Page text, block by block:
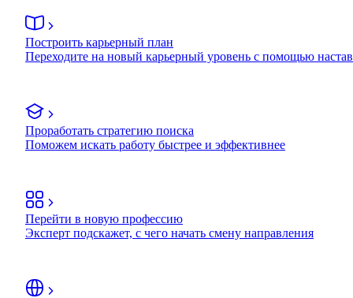
Построить карьерный план
Переходите на новый карьерный уровень с помощью
Проработать стратегию поиска
Поможем искать работу быстрее и эффективнее
Перейти в новую профессию
Эксперт подскажет, с чего начать смену направления